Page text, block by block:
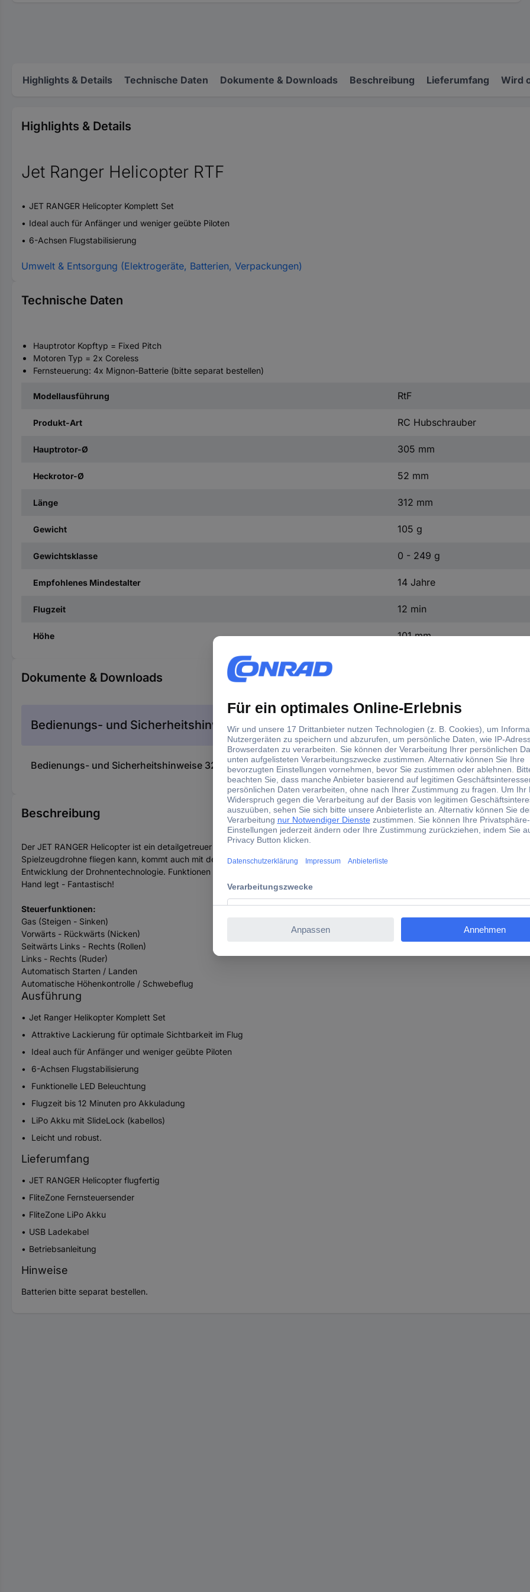
Highlights & Details Technische Daten Dokumente & Downloads Beschreibung Lieferumfang Wird
Highlights & Details
Jet Ranger Helicopter RTF
JET RANGER Helicopter Komplett Set
Ideal auch für Anfänger und weniger geübte Piloten
6-Achsen Flugstabilisierung
Umwelt & Entsorgung (Elektrogeräte, Batterien, Verpackungen)
Technische Daten
Hauptrotor Kopftyp = Fixed Pitch
Motoren Typ = 2x Coreless
Fernsteuerung: 4x Mignon-Batterie (bitte separat bestellen)
Modellausführung RtF
Produkt-Art RC Hubschrauber
Hauptrotor-Ø 305 mm
Heckrotor-Ø 52 mm
Länge 312 mm
Gewicht 105 g
Gewichtsklasse 0 - 249 g
Empfohlenes Mindestalter 14 Jahre
Flugzeit 12 min
Höhe 101 mm
Dokumente & Downloads
Bedienungs- und Sicherheitshinweise
Bedienungs- und Sicherheitshinweise 3204118 FliteZone Jet Ranger RC Hubschrauber RtF
Beschreibung
Der JET RANGER Helicopter ist ein detailgetreuer Nachbau des Originals. Das Modell überzeugt durch sein besonders
Spielzeugdrohne fliegen kann, kommt auch mit dem JET RANGER Helicopter auf Anhieb gut zurecht - Auspacken und Fliegen!
Entwicklung der Drohnentechnologie. Funktionen wie Auto-Starten und Auto-Landen auf Knopfdruck sind ebenso möglich wie
Hand legt - Fantastisch!
Steuerfunktionen:
Gas (Steigen - Sinken)
Vorwärts - Rückwärts (Nicken)
Seitwärts Links - Rechts (Rollen)
Links - Rechts (Ruder)
Automatisch Starten / Landen
Automatische Höhenkontrolle / Schwebeflug
Ausführung
Jet Ranger Helikopter Komplett Set
Attraktive Lackierung für optimale Sichtbarkeit im Flug
Ideal auch für Anfänger und weniger geübte Piloten
6-Achsen Flugstabilisierung
Funktionelle LED Beleuchtung
Flugzeit bis 12 Minuten pro Akkuladung
LiPo Akku mit SlideLock (kabellos)
Leicht und robust.
Lieferumfang
JET RANGER Helicopter flugfertig
FliteZone Fernsteuersender
FliteZone LiPo Akku
USB Ladekabel
Betriebsanleitung
Hinweise
Batterien bitte separat bestellen.